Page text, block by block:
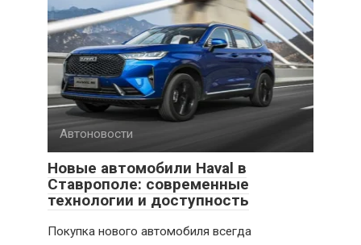
Автоновости
Новые автомобили Haval в
Ставрополе: современные
технологии и доступность
Покупка нового автомобиля всегда